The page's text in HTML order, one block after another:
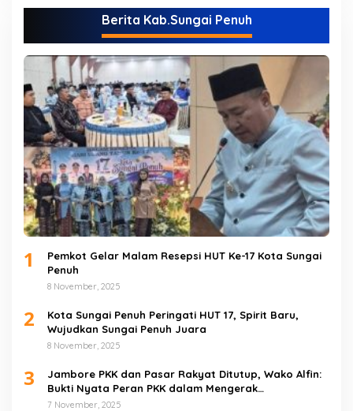
Berita Kab.Sungai Penuh
1
Pemkot Gelar Malam Resepsi HUT Ke-17 Kota Sungai
Penuh
8 November, 2025
2
Kota Sungai Penuh Peringati HUT 17, Spirit Baru,
Wujudkan Sungai Penuh Juara
8 November, 2025
3
Jambore PKK dan Pasar Rakyat Ditutup, Wako Alfin:
Bukti Nyata Peran PKK dalam Mengerak
Perekonomian Masyarakat
7 November, 2025